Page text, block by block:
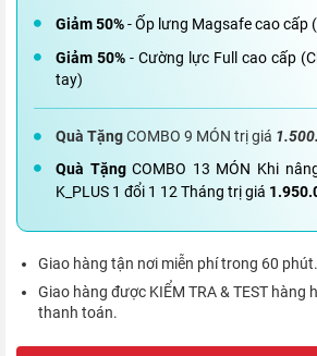
Giảm 50%- Ốp lưng Magsafe cao cấp
Giảm 50% - Cường lực Full cao cấp
tay)
Quà TặngCOMBO 9 MÓN trị giá
Quà TặngCOMBO 13 MÓN Khi
K_PLUS 1 đổi 1 12 Tháng trị giá
Giao hàng tận nơi miễn phí trong 60 phút.
Giao hàng được KIỂM TRA & TEST hàng
thanh toán.